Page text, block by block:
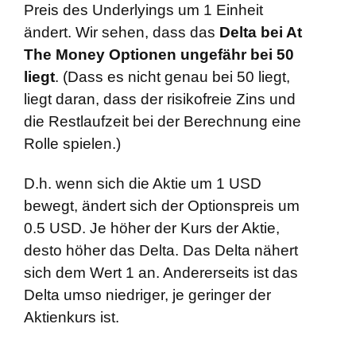
Preis des Underlyings um 1 Einheit
ändert. Wir sehen, dass das Delta bei At
The Money Optionen ungefähr bei 50
liegt. (Dass es nicht genau bei 50 liegt,
liegt daran, dass der risikofreie Zins und
die Restlaufzeit bei der Berechnung eine
Rolle spielen.)
D.h. wenn sich die Aktie um 1 USD
bewegt, ändert sich der Optionspreis um
0.5 USD. Je höher der Kurs der Aktie,
desto höher das Delta. Das Delta nähert
sich dem Wert 1 an. Andererseits ist das
Delta umso niedriger, je geringer der
Aktienkurs ist.